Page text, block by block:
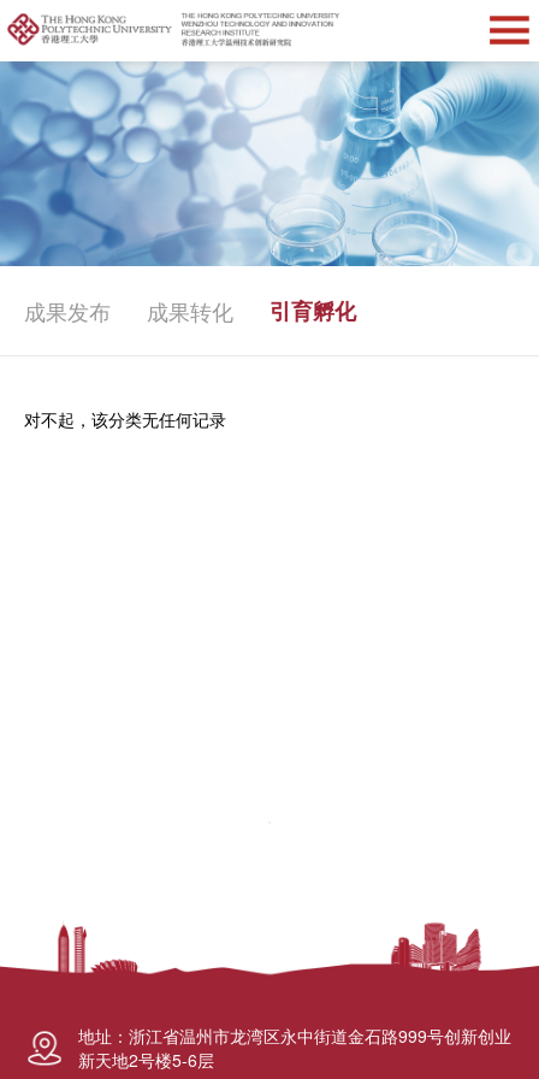
成果发布 成果转化 引育孵化
对不起，该分类无任何记录
地址： 浙江省温州市龙湾区永中街道金石路999号创新创业
新天地2号楼5-6层